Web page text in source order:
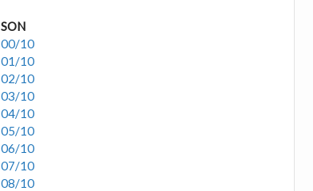
SON
00/10
01/10
02/10
03/10
04/10
05/10
06/10
07/10
08/10